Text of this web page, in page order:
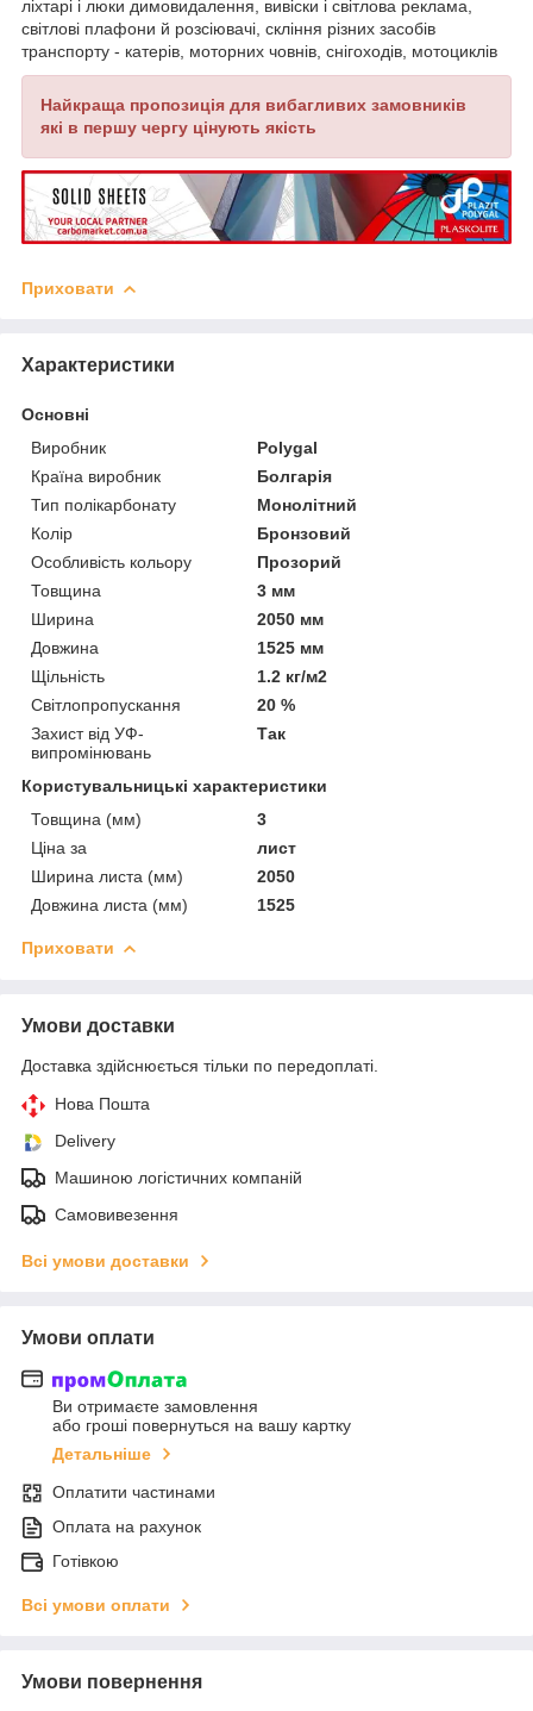
ліхтарі і люки димовидалення, вивіски і світлова реклама,
світлові плафони й розсіювачі, скління різних засобів
транспорту - катерів, моторних човнів, снігоходів, мотоциклів
Найкраща пропозиція для вибагливих замовників
які в першу чергу цінують якість
Приховати
Характеристики
Основні
Виробник
Polygal
Країна виробник
Болгарія
Тип полікарбонату
Монолітний
Колір
Бронзовий
Особливість кольору
Прозорий
Товщина
3 мм
Ширина
2050 мм
Довжина
1525 мм
Щільність
1.2 кг/м2
Світлопропускання
20 %
Захист від УФ-
випромінювань
Так
Користувальницькі характеристики
Товщина (мм)
3
Ціна за
лист
Ширина листа (мм)
2050
Довжина листа (мм)
1525
Приховати
Умови доставки
Доставка здійснюється тільки по передоплаті.
Нова Пошта
Delivery
Машиною логістичних компаній
Самовивезення
Всі умови доставки
Умови оплати
Ви отримаєте замовлення
або гроші повернуться на вашу картку
Детальніше
Оплатити частинами
Оплата на рахунок
Готівкою
Всі умови оплати
Умови повернення